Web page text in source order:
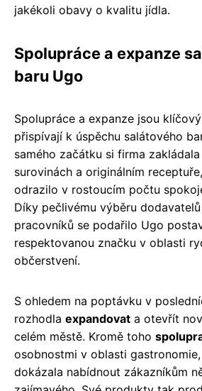
jakékoli obavy o kvalitu jídla.
Spolupráce a expanze
baru Ugo
Spolupráce a expanze jsou
přispívají k úspěchu salátového
samého začátku si firma
surovinách a originálním
odrazilo v rostoucím počtu
Díky pečlivému výběru
pracovníků se podařilo Ugo
respektovanou značku v oblasti
občerstvení.
S ohledem na poptávku v
rozhodla expandovat a otevřít
celém městě. Kromě toho
osobnostmi v oblasti
dokázala nabídnout zákazníkům